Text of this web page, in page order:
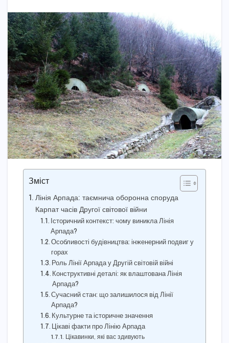
Зміст
Лінія Арпада: таємнича оборонна споруда
Карпат часів Другої світової війни
Історичний контекст: чому виникла Лінія
Арпада?
Особливості будівництва: інженерний подвиг у
горах
Роль Лінії Арпада у Другій світовій війні
Конструктивні деталі: як влаштована Лінія
Арпада?
Сучасний стан: що залишилося від Лінії
Арпада?
Культурне та історичне значення
Цікаві факти про Лінію Арпада
Цікавинки, які вас здивують